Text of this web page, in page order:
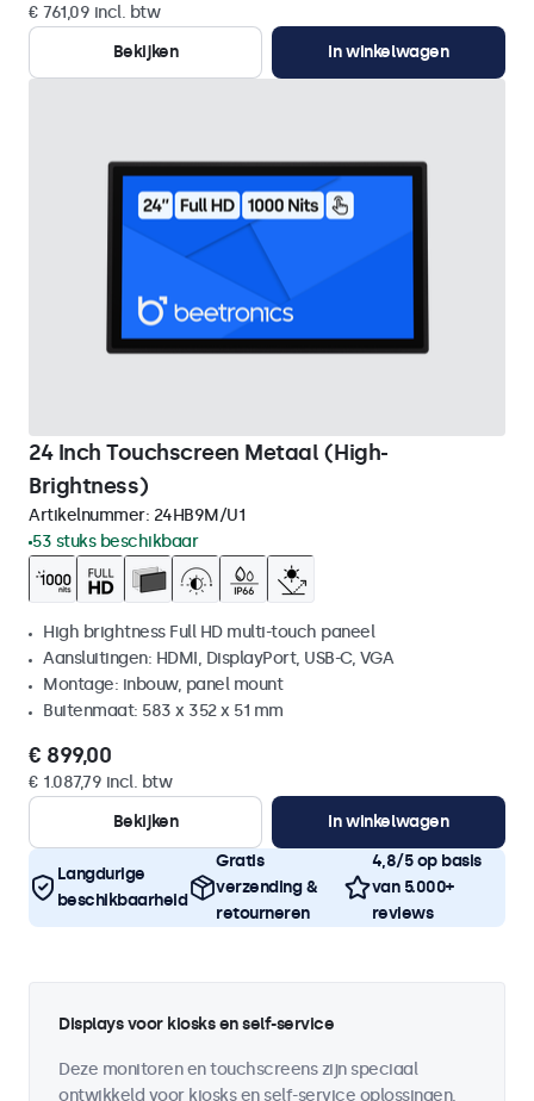
€ 761,09 incl. btw
Bekijken
In winkelwagen
24 Inch Touchscreen Metaal (High-
Brightness)
Artikelnummer: 24HB9M/U1
53 stuks beschikbaar
High brightness Full HD multi-touch paneel
Aansluitingen: HDMI, DisplayPort, USB-C, VGA
Montage: inbouw, panel mount
Buitenmaat: 583 x 352 x 51 mm
€ 899,00
€ 1.087,79 incl. btw
Bekijken
In winkelwagen
Langdurige
beschikbaarheid
Gratis
verzending &
retourneren
4,8/5 op basis
van 5.000+
reviews
Displays voor kiosks en self-service
Deze monitoren en touchscreens zijn speciaal
ontwikkeld voor kiosks en self-service oplossingen.